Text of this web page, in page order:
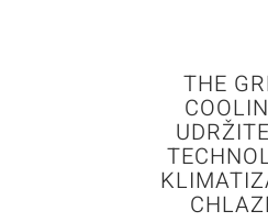
THE